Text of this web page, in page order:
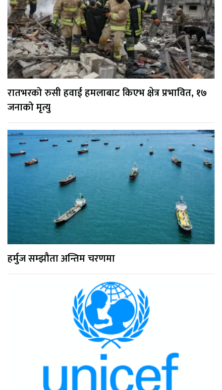
रातभरको रुसी हवाई हमलाबाट किएभ क्षेत्र प्रभावित, १७
जनाको मृत्यु
हर्मुज सम्झौता अन्तिम चरणमा